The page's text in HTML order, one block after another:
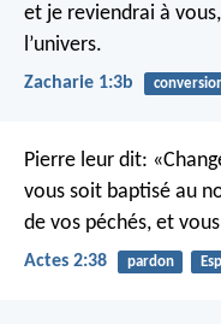
et je reviendrai à
l’univers.
Zacharie 1:3b
Pierre leur dit:
vous soit baptisé au
de vos péchés, et
Actes 2:38 pardon